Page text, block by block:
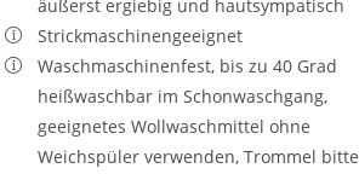
äußerst ergiebig und hautsympatisch
Strickmaschinengeeignet
Waschmaschinenfest, bis zu 40 Grad
heißwaschbar im Schonwaschgang,
geeignetes Wollwaschmittel ohne
Weichspüler verwenden, Trommel bitte